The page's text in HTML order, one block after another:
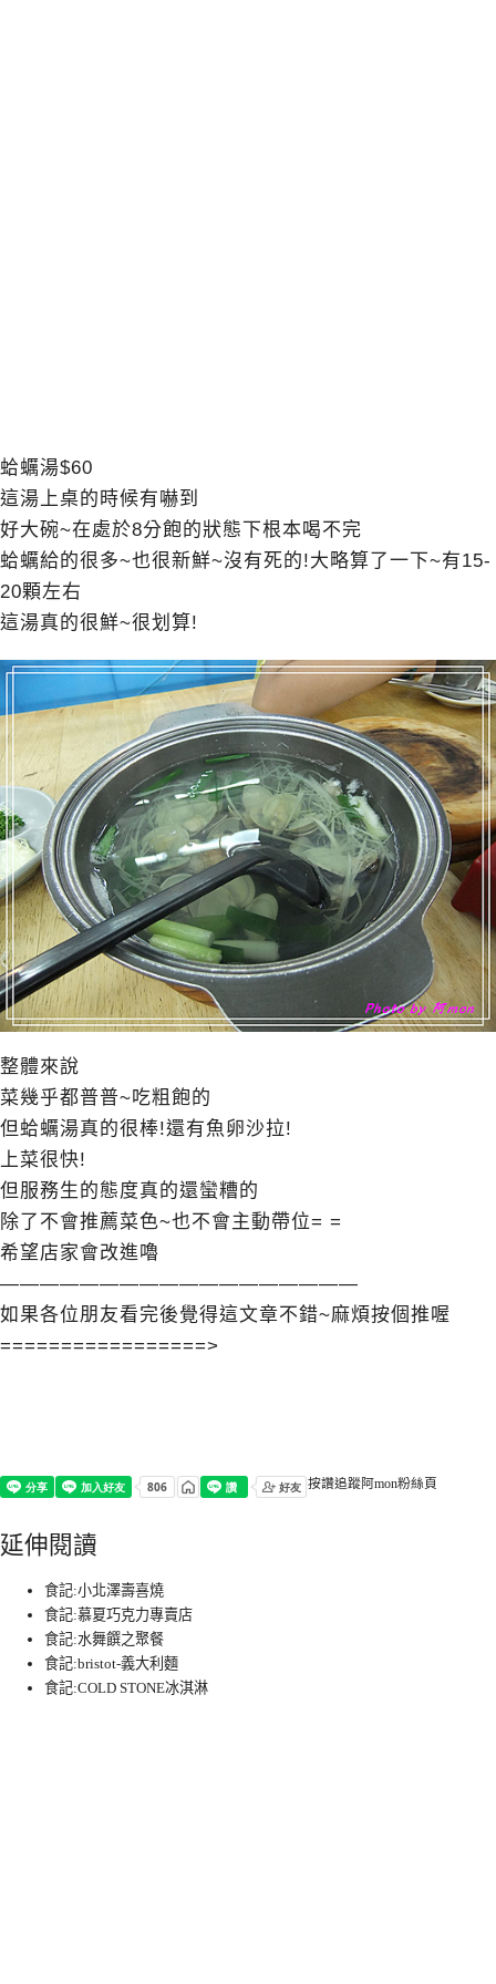
蛤蠣湯$60
這湯上桌的時候有嚇到
好大碗~在處於8分飽的狀態下根本喝不完
蛤蠣給的很多~也很新鮮~沒有死的!大略算了一下~有15-
20顆左右
這湯真的很鮮~很划算!
整體來說
菜幾乎都普普~吃粗飽的
但蛤蠣湯真的很棒!還有魚卵沙拉!
上菜很快!
但服務生的態度真的還蠻糟的
除了不會推薦菜色~也不會主動帶位= =
希望店家會改進嚕
——————————————————
如果各位朋友看完後覺得這文章不錯~麻煩按個推喔
=================>
按讚追蹤阿mon粉絲頁
延伸閱讀
食記:小北澤壽喜燒
食記:慕夏巧克力專賣店
食記:水舞饌之聚餐
食記:bristot-義大利麵
食記:COLD STONE冰淇淋